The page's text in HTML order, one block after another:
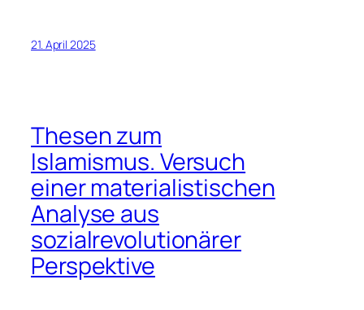
21. April 2025
Thesen zum
Islamismus. Versuch
einer materialistischen
Analyse aus
sozialrevolutionärer
Perspektive